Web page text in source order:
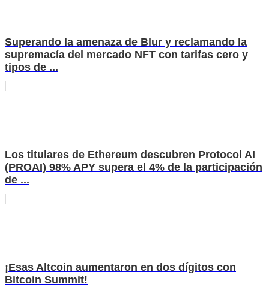
Superando la amenaza de Blur y reclamando la
supremacía del mercado NFT con tarifas cero y
tipos de ...
Los titulares de Ethereum descubren Protocol AI
(PROAI) 98% APY supera el 4% de la participación
de ...
¡Esas Altcoin aumentaron en dos dígitos con
Bitcoin Summit!